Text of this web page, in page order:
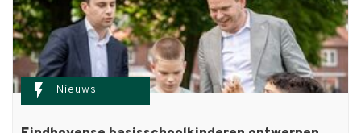
flash_on Nieuws